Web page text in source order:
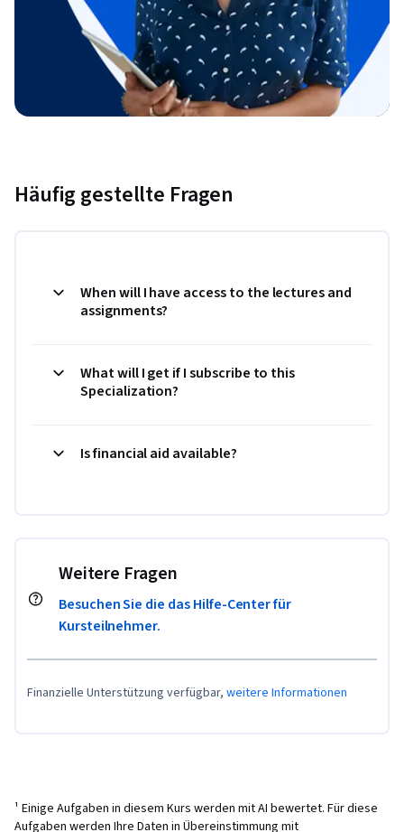
Häufig gestellte Fragen
When will I have access to the lectures and
assignments?
What will I get if I subscribe to this
Specialization?
Is financial aid available?
Weitere Fragen
Besuchen Sie die das Hilfe-Center für
Kursteilnehmer.
Finanzielle Unterstützung verfügbar, weitere Informationen
¹ Einige Aufgaben in diesem Kurs werden mit AI bewertet. Für diese
Aufgaben werden Ihre Daten in Übereinstimmung mit